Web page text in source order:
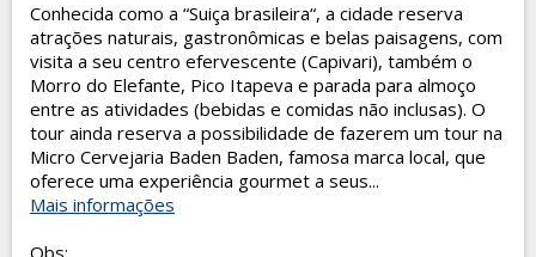
Conhecida como a “Suiça brasileira“, a cidade reserva
atrações naturais, gastronômicas e belas paisagens, com
visita a seu centro efervescente (Capivari), também o
Morro do Elefante, Pico Itapeva e parada para almoço
entre as atividades (bebidas e comidas não inclusas). O
tour ainda reserva a possibilidade de fazerem um tour na
Micro Cervejaria Baden Baden, famosa marca local, que
oferece uma experiência gourmet a seus...
Mais informações
Obs: